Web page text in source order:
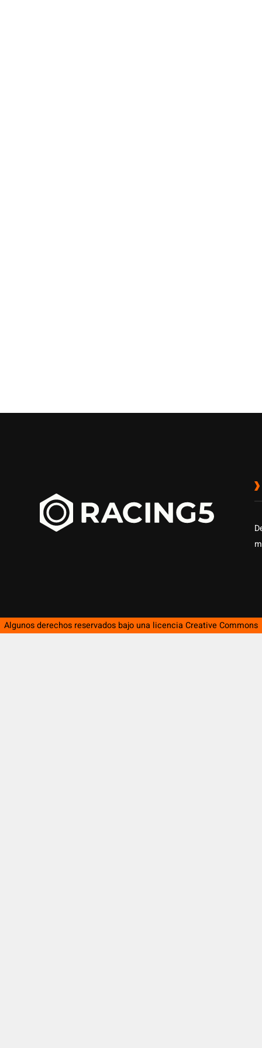
Algunos derechos reservados bajo una licencia Creative Commons